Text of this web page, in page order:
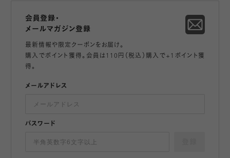
会員登録・
メールマガジン登録
最新情報や限定クーポンをお届け。
購入でポイント獲得。会員は110円（税込）購入で+1ポイント獲
得。
メールアドレス
パスワード